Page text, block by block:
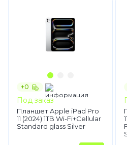
+0
Под заказ
Планшет Apple iPad Pro
11 (2024) 1TB Wi-Fi+Cellular
Standard glass Silver